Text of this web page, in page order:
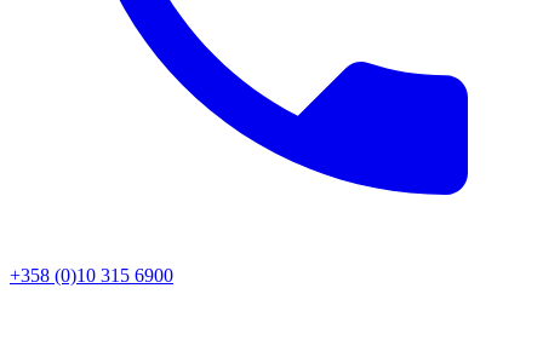
+358 (0)10 315 6900